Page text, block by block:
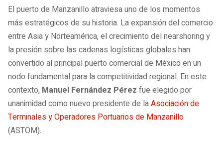
El puerto de Manzanillo atraviesa uno de los momentos
más estratégicos de su historia. La expansión del comercio
entre Asia y Norteamérica, el crecimiento del nearshoring y
la presión sobre las cadenas logísticas globales han
convertido al principal puerto comercial de México en un
nodo fundamental para la competitividad regional. En este
contexto, Manuel Fernández Pérez fue elegido por
unanimidad como nuevo presidente de laAsociación de
Terminales y Operadores Portuarios de Manzanillo
(ASTOM).